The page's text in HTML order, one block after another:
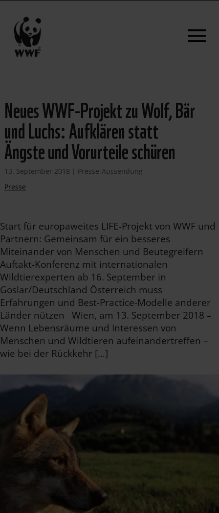
Neues WWF-Projekt zu Wolf, Bär
und Luchs: Aufklären statt
Ängste und Vorurteile schüren
13. September 2018 | Presse-Aussendung
Presse
Start für europaweites LIFE-Projekt von WWF und
Partnern: Gemeinsam für ein besseres
Miteinander von Menschen und Beutegreifern
Auftakt-Konferenz mit internationalen
Wildtierexperten ab 16. September in
Goslar/Deutschland Österreich muss
Erfahrungen und Best-Practice-Modelle anderer
Länder nützen Wien, am 13. September 2018 –
Wenn Lebensräume und Interessen von
Menschen und Wildtieren aufeinandertreffen –
wie bei der Rückkehr […]